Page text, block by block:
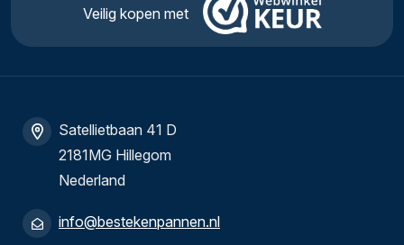
Veilig kopen met
Satellietbaan 41 D
2181MG Hillegom
Nederland
info@bestekenpannen.nl